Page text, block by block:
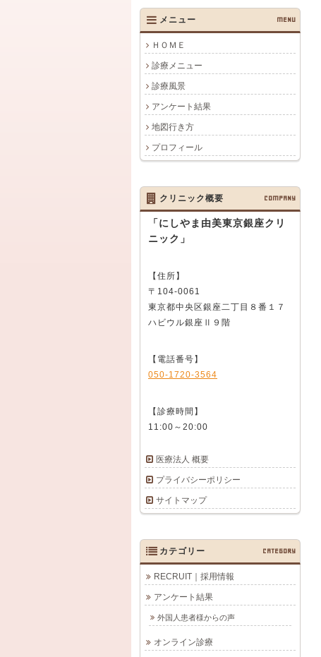
メニュー MENU
ＨＯＭＥ
診療メニュー
診療風景
アンケート結果
地図行き方
プロフィール
クリニック概要 COMPANY
「にしやま由美東京銀座クリ
ニック」
【住所】
〒104-0061
東京都中央区銀座二丁目８番１７
ハビウル銀座Ⅱ９階
【電話番号】
050-1720-3564
【診療時間】
11:00～20:00
医療法人 概要
プライバシーポリシー
サイトマップ
カテゴリー CATEGORY
RECRUIT｜採用情報
アンケート結果
外国人患者様からの声
オンライン診療